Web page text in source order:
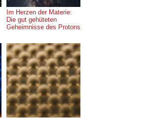
Im Herzen der Materie:
Die gut gehüteten
Geheimnisse des Protons